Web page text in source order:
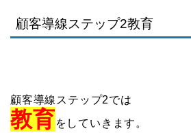
顧客導線ステップ2教育
顧客導線ステップ2では
教育をしていきます。